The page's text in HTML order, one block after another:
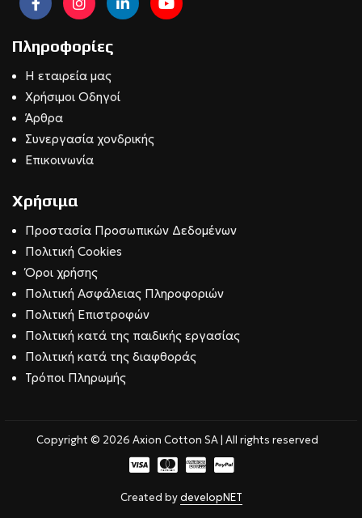
Πληροφορίες
Η εταιρεία μας
Χρήσιμοι Οδηγοί
Άρθρα
Συνεργασία χονδρικής
Επικοινωνία
Χρήσιμα
Προστασία Προσωπικών Δεδομένων
Πολιτική Cookies
Όροι χρήσης
Πολιτική Ασφάλειας Πληροφοριών
Πολιτική Επιστροφών
Πολιτική κατά της παιδικής εργασίας
Πολιτική κατά της διαφθοράς
Τρόποι Πληρωμής
Copyright © 2026 Axion Cotton SA | All rights reserved
Created bydevelopNET